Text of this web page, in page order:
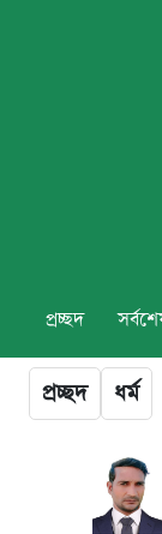
প্রচ্ছদ
প্রচ্ছদ ধর্ম